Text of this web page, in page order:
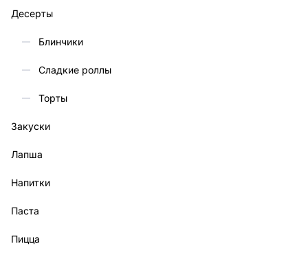
Десерты
Блинчики
Сладкие роллы
Торты
Закуски
Лапша
Напитки
Паста
Пицца